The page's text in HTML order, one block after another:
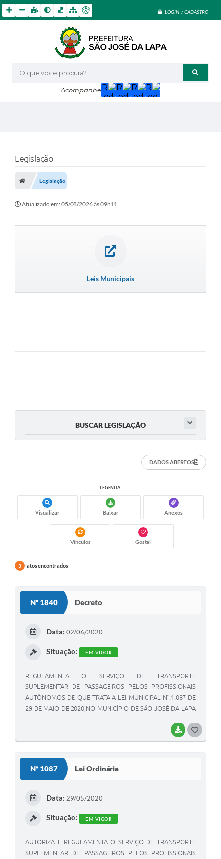
LOGIN / CADASTRO
O que voce procura?
Acompanhe
Legislação
Legislação
Atualizado em: 05/08/2026 às 09h11
Leis Municipais
BUSCAR LEGISLAÇÃO
DADOS ABERTOS
LEGENDA:
Visualizar Baixar Anexos
Vínculos Gostei
3 atos encontrados
Nº 1840 Decreto
BAIXAR
Data: 02/06/2020
Situação: EM VIGOR
REGULAMENTA O SERVIÇO DE TRANSPORTE
SUPLEMENTAR DE PASSAGEIROS PELOS PROFISSIONAIS
AUTÔNOMOS DE QUE TRATA A LEI MUNICIPAL N°.1.087 DE
29 DE MAIO DE 2020,NO MUNICÍPIO DE SÃO JOSÉ DA LAPA
Nº 1087 Lei Ordinária
Data: 29/05/2020
Situação: EM VIGOR
AUTORIZA E REGULAMENTA O SERVIÇO DE TRANSPORTE
SUPLEMENTAR DE PASSAGEIROS PELOS PROFISSIONAIS